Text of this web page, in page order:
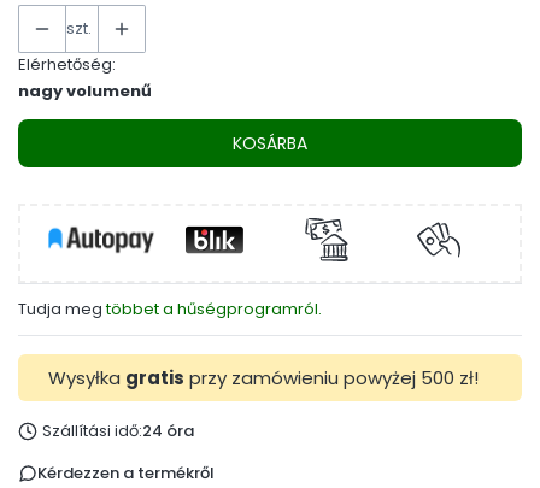
szt.
Elérhetőség:
nagy volumenű
KOSÁRBA
Tudja megtöbbet a hűségprogramról.
Wysyłka gratis przy zamówieniu powyżej 500 zł!
Szállítási idő:24 óra
Kérdezzen a termékről